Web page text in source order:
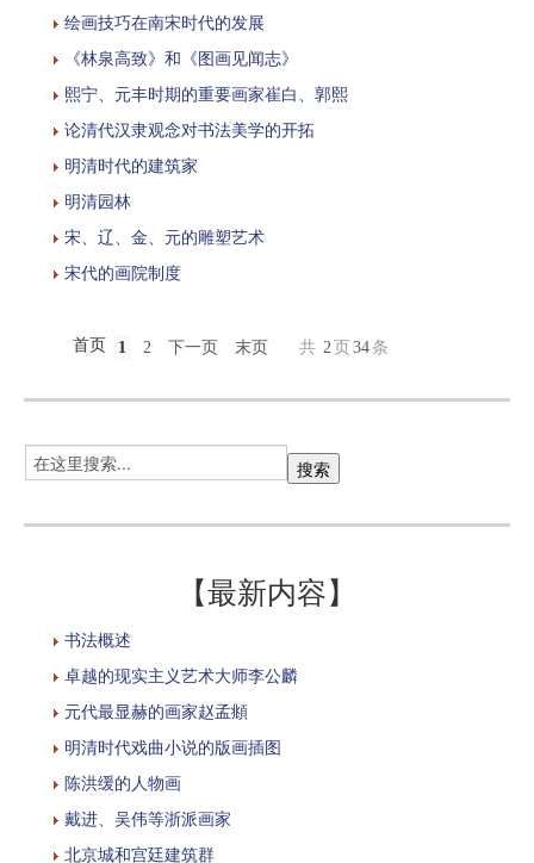
绘画技巧在南宋时代的发展
《林泉高致》和《图画见闻志》
熙宁、元丰时期的重要画家崔白、郭熙
论清代汉隶观念对书法美学的开拓
明清时代的建筑家
明清园林
宋、辽、金、元的雕塑艺术
宋代的画院制度
首页 1 2 下一页 末页 共 2 页 34 条
【最新内容】
书法概述
卓越的现实主义艺术大师李公麟
元代最显赫的画家赵孟頫
明清时代戏曲小说的版画插图
陈洪缓的人物画
戴进、吴伟等浙派画家
北京城和宫廷建筑群